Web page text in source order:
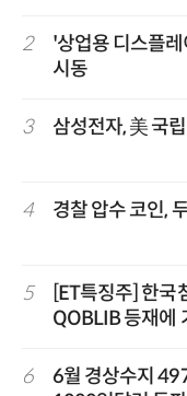
2
'상업용 디스플
시동
3 삼성전자, 美 국
4 경찰 압수 코인,
5
[ET특징주] 한
QOBLIB 등재에
6
6월 경상수지